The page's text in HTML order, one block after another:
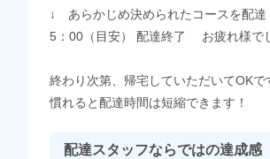
↓ あらかじめ決められたコースを配達
5：00（目安） 配達終了 お疲れ様で
終わり次第、帰宅していただいてOKで
慣れると配達時間は短縮できます！
配達スタッフならではの達成感